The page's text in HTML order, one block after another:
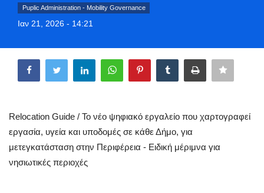
Entertainment
Mykonos
Mykonos Ticker TV
Sport
Puplic Administration - Mobility Governance
Ιαν 21, 2026 - 14:21
Relocation Guide / Το νέο ψηφιακό εργαλείο που χαρτογραφεί
εργασία, υγεία και υποδομές σε κάθε Δήμο, για
μετεγκατάσταση στην Περιφέρεια - Ειδική μέριμνα για
νησιωτικές περιοχές